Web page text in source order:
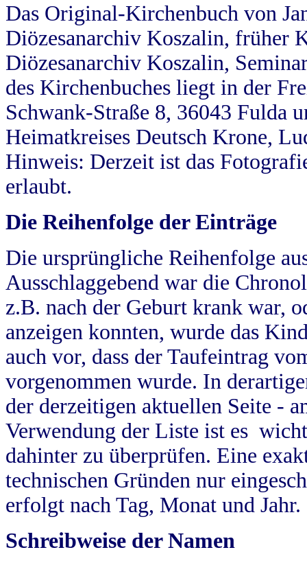
Das Original-Kirchenbuch von
Diözesanarchiv Koszalin, früher
Diözesanarchiv Koszalin,
des Kirchenbuches liegt in der
Schwank-Straße 8, 36043 Fulda
Heimatkreises Deutsch Krone,
Hinweis: Derzeit ist das
erlaubt.
Die Reihenfolge der Einträge
Die ursprüngliche Reihenfolge
Ausschlaggebend war die
z.B. nach der Geburt krank war,
anzeigen konnten, wurde das
auch vor, dass der Taufeintrag
vorgenommen wurde. In
der derzeitigen aktuellen Seite -
Verwendung der Liste ist es
dahinter zu überprüfen. Eine
technischen Gründen nur
erfolgt nach Tag, Monat und Jahr.
Schreibweise der Namen